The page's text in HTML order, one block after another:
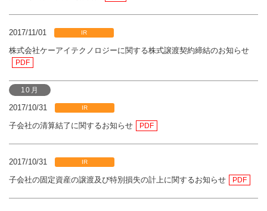
2017/11/01 IR
株式会社ケーアイテクノロジーに関する株式譲渡契約締結のお知らせ
PDF
10月
2017/10/31 IR
子会社の清算結了に関するお知らせ PDF
2017/10/31 IR
子会社の固定資産の譲渡及び特別損失の計上に関するお知らせ PDF